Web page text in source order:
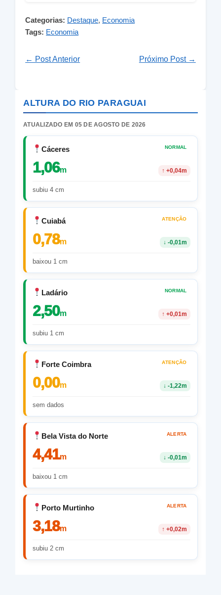
Categorias: Destaque, Economia
Tags: Economia
← Post Anterior Próximo Post →
ALTURA DO RIO PARAGUAI
ATUALIZADO EM 05 DE AGOSTO DE 2026
Cáceres NORMAL
1,06m ↑ +0,04m
subiu 4 cm
Cuiabá ATENÇÃO
0,78m ↓ -0,01m
baixou 1 cm
Ladário NORMAL
2,50m ↑ +0,01m
subiu 1 cm
Forte Coimbra ATENÇÃO
0,00m ↓ -1,22m
sem dados
Bela Vista do Norte ALERTA
4,41m ↓ -0,01m
baixou 1 cm
Porto Murtinho ALERTA
3,18m ↑ +0,02m
subiu 2 cm